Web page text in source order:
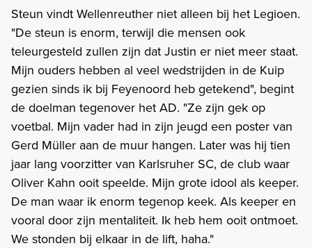
Steun vindt Wellenreuther niet alleen bij het Legioen.
"De steun is enorm, terwijl die mensen ook
teleurgesteld zullen zijn dat Justin er niet meer staat.
Mijn ouders hebben al veel wedstrijden in de Kuip
gezien sinds ik bij Feyenoord heb getekend", begint
de doelman tegenover het AD. "Ze zijn gek op
voetbal. Mijn vader had in zijn jeugd een poster van
Gerd Müller aan de muur hangen. Later was hij tien
jaar lang voorzitter van Karlsruher SC, de club waar
Oliver Kahn ooit speelde. Mijn grote idool als keeper.
De man waar ik enorm tegenop keek. Als keeper en
vooral door zijn mentaliteit. Ik heb hem ooit ontmoet.
We stonden bij elkaar in de lift, haha."